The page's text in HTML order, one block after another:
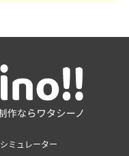
シミュレーター